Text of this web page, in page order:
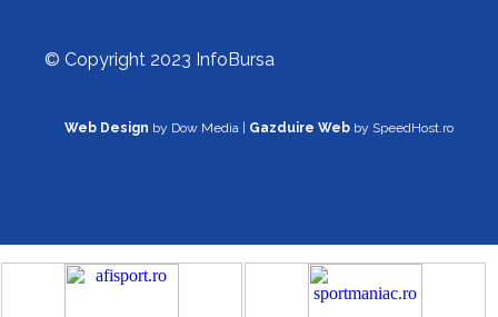
© Copyright 2023 InfoBursa
Web Design by Dow Media | Gazduire Web by SpeedHost.ro